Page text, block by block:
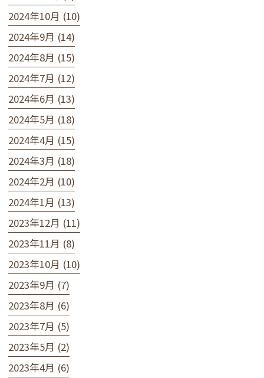
2024年10月 (10)
2024年9月 (14)
2024年8月 (15)
2024年7月 (12)
2024年6月 (13)
2024年5月 (18)
2024年4月 (15)
2024年3月 (18)
2024年2月 (10)
2024年1月 (13)
2023年12月 (11)
2023年11月 (8)
2023年10月 (10)
2023年9月 (7)
2023年8月 (6)
2023年7月 (5)
2023年5月 (2)
2023年4月 (6)